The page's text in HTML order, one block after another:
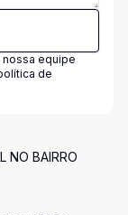
nossa equipe
de
NO BAIRRO